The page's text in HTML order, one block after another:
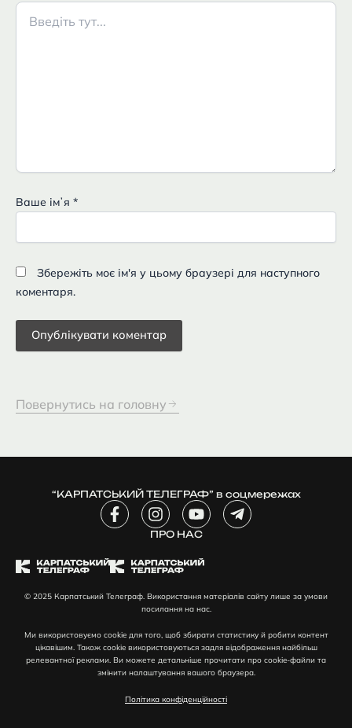
Введіть
тут...
Ваше імʼя *
Збережіть моє ім'я у цьому браузері для наступного
коментаря.
Повернутись на головну
“КАРПАТСЬКИЙ ТЕЛЕГРАФ” в соцмережах
F
a
b
o
-
f
I
n
s
a
r
a
m
Y
o
u
t
u
e
T
e
a
-
p
l
a
ПРО НАС
© 2025 Карпатський Телеграф. Використання матеріалів сайту лише за умови
посилання на нас.
Ми використовуємо cookie для того, щоб збирати статистику й робити контент
цікавішим. Також cookie використовуються задля відображення найбільш
релевантної реклами. Ви можете детальніше прочитати про cookie-файли та
змінити налаштування вашого браузера.
Політика конфіденційності